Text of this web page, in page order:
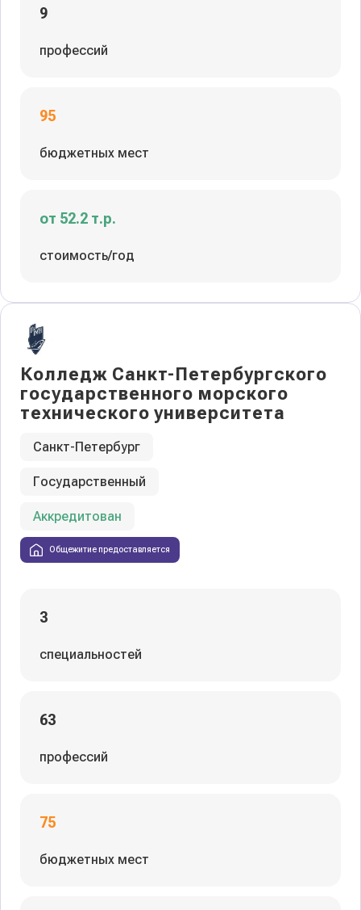
9
профессий
95
бюджетных мест
от 52.2 т.р.
стоимость/год
Колледж Санкт-Петербургского
государственного морского
технического университета
Санкт-Петербург
Государственный
Аккредитован
Общежитие предоставляется
3
специальностей
63
профессий
75
бюджетных мест